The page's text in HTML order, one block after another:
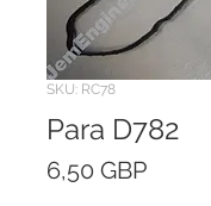
SKU: RC78
Para D782
6,50 GBPPrecio